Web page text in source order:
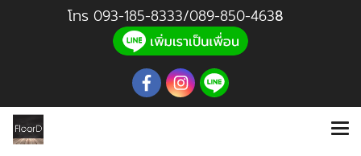
โทร 093-185-8333/089-850-4638